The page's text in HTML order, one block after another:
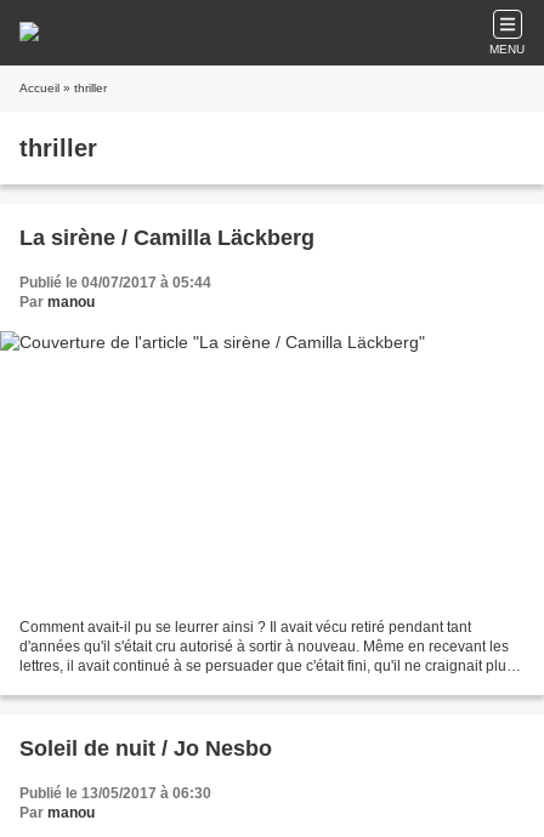
MENU
Accueil » thriller
thriller
La sirène / Camilla Läckberg
Publié le 04/07/2017 à 05:44
Par manou
Comment avait-il pu se leurrer ainsi ? Il avait vécu retiré pendant tant
d'années qu'il s'était cru autorisé à sortir à nouveau. Même en recevant les
lettres, il avait continué à se persuader que c'était fini, qu'il ne craignait plus
Soleil de nuit / Jo Nesbo
Publié le 13/05/2017 à 06:30
Par manou